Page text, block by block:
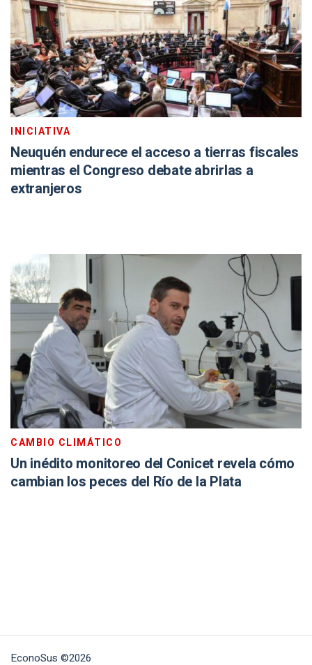
INICIATIVA
Neuquén endurece el acceso a tierras fiscales
mientras el Congreso debate abrirlas a
extranjeros
CAMBIO CLIMÁTICO
Un inédito monitoreo del Conicet revela cómo
cambian los peces del Río de la Plata
EconoSus ©2026